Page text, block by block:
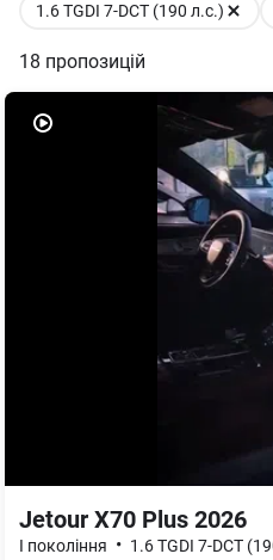
1.6 TGDI 7-DCT (190 л.с.)
18 пропозицій
Jetour X70 Plus 2026
I покоління • 1.6 TGDI 7-DCT